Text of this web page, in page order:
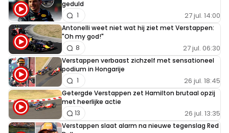
geduld
27 jul. 14:00
1
Antonelli weet niet wat hij ziet met Verstappen:
"Oh my god!"
27 jul. 06:30
8
Verstappen verbaast zichzelf met sensationeel
podium in Hongarije
26 jul. 18:45
1
Getergde Verstappen zet Hamilton brutaal opzij
met heerlijke actie
26 jul. 13:35
13
Verstappen slaat alarm na nieuwe tegenslag Red